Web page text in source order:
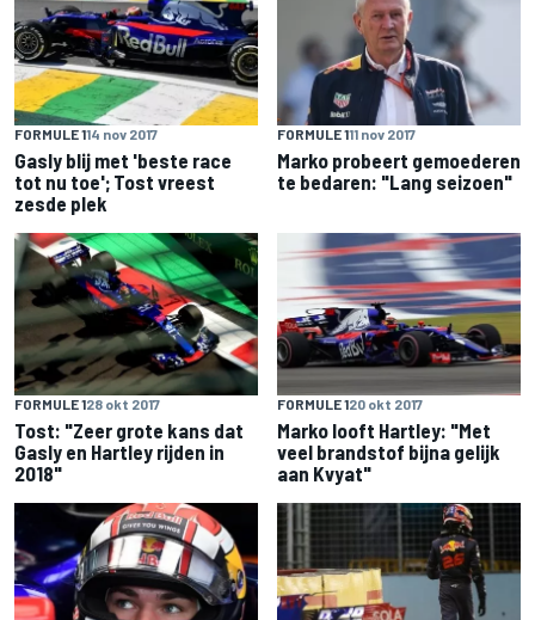
FORMULE 114 nov 2017
Gasly blij met 'beste race
tot nu toe'; Tost vreest
zesde plek
FORMULE 111 nov 2017
Marko probeert gemoederen
te bedaren: "Lang seizoen"
FORMULE 128 okt 2017
Tost: "Zeer grote kans dat
Gasly en Hartley rijden in
2018"
FORMULE 120 okt 2017
Marko looft Hartley: "Met
veel brandstof bijna gelijk
aan Kvyat"